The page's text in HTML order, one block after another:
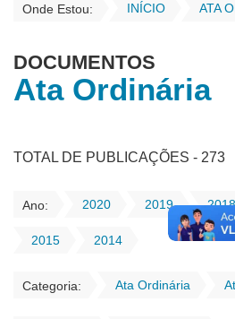
Onde Estou: INÍCIO ATA
DOCUMENTOS
Ata Ordinária
TOTAL DE PUBLICAÇÕES - 273
Ano: 2020 2019 2018
2015 2014
Categoria: Ata Ordinária